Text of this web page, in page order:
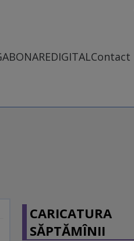
ABONAREDIGITALContact
CARICATURA
SĂPTĂMÎNII